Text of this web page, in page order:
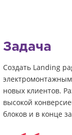
Задача
Создать Landing
новых клиентов.
высокой
блоков и в конце